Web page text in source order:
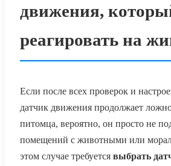
движения,
реагировать на
Если после всех проверок и
датчик движения продолжает
питомца, вероятно, он просто не
помещений с животными или
этом случае требуется выбрать